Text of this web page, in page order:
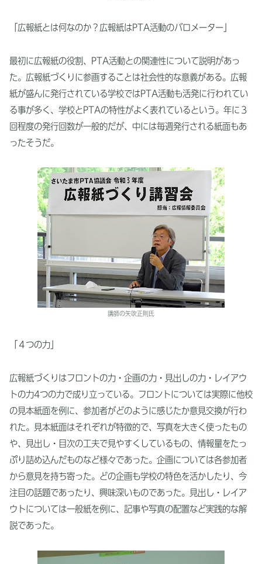
「広報紙とは何なのか？広報紙はPTA活動のバロメーター」
最初に広報紙の役割、PTA活動との関連性について説明があっ
た。広報紙づくりに参画することは社会性的な意義がある。広報
紙が盛んに発行されている学校ではPTA活動も活発に行われてい
る事が多く、学校とPTAの特性がよく表れているという。年に３
回程度の発行回数が一般的だが、中には毎週発行される紙面もあ
ったそうだ。
講師の矢吹正則氏
「４つの力」
広報紙づくりはフロントの力・企画の力・見出しの力・レイアウ
トの力4つの力で成り立っている。フロントについては実際に他校
の見本紙面を例に、参加者がどのように感じたか意見交換が行わ
れた。見本紙面はそれぞれが特徴的で、写真を大きく使ったもの
や、見出し・目次の工夫で見やすくしているもの、情報量をたっ
ぷり詰め込んだものなど様々であった。企画については各参加者
から意見を持ち寄った。どの企画も学校の特色を活かしたり、今
注目の話題であったり、興味深いものであった。見出し・レイア
ウトについては一般紙を例に、記事や写真の配置など実践的な解
説であった。